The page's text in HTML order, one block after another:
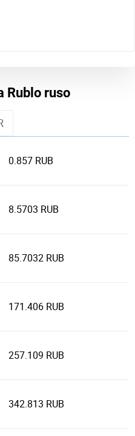
Rublo ruso
0.857 RUB
8.5703 RUB
85.7032 RUB
171.406 RUB
257.109 RUB
342.813 RUB